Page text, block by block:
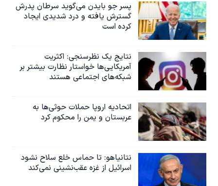
پسر جو بایدن می‌گوید سرطان پدرش
گسترش یافته و درد شدیدی ایجاد
کرده است
نتایج یک نظرسنجی: اکثریت
آمریکایی‌ها خواستار نظارت بیشتر بر
شبکه‌های اجتماعی هستند
اتحادیه اروپا حملات حوثی‌ها به
عربستان و یمن را محکوم کرد
نتانیاهو: تا حماس خلع سلاح نشود
اسرائیل از غزه عقب‌نشینی نمی‌کند